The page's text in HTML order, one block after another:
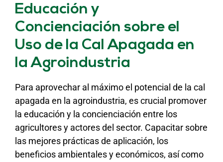
Educación y
Concienciación sobre el
Uso de la Cal Apagada en
la Agroindustria
Para aprovechar al máximo el potencial de la cal
apagada en la agroindustria, es crucial promover
la educación y la concienciación entre los
agricultores y actores del sector. Capacitar sobre
las mejores prácticas de aplicación, los
beneficios ambientales y económicos, así como